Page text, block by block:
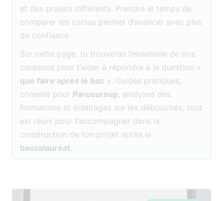
et des projets différents. Prendre le temps de
comparer les cursus permet d’avancer avec plus
de confiance.
Sur cette page, tu trouveras l’ensemble de nos
contenus pour t’aider à répondre à la question «
que faire après le bac ». Guides pratiques,
conseils pour Parcoursup, analyses des
formations et éclairages sur les débouchés, tout
est réuni pour t’accompagner dans la
construction de ton projet après le
baccalauréat.